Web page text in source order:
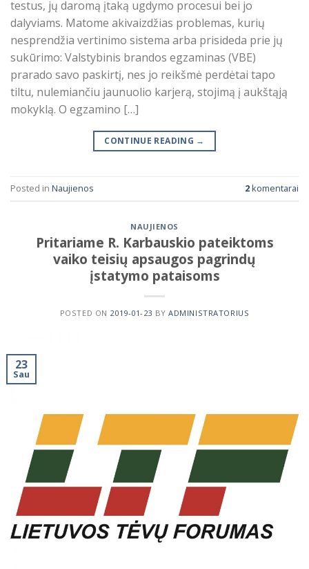
testus, jų daromą įtaką ugdymo procesui bei jo
dalyviams. Matome akivaizdžias problemas, kurių
nesprendžia vertinimo sistema arba prisideda prie jų
sukūrimo: Valstybinis brandos egzaminas (VBE)
prarado savo paskirtį, nes jo reikšmė perdėtai tapo
tiltu, nulemiančiu jaunuolio karjerą, stojimą į aukštąją
mokyklą. O egzamino […]
CONTINUE READING →
Posted in Naujienos 2komentarai
NAUJIENOS
Pritariame R. Karbauskio pateiktoms
vaiko teisių apsaugos pagrindų
įstatymo pataisoms
POSTED ON 2019-01-23 BYADMINISTRATORIUS
23
Sau